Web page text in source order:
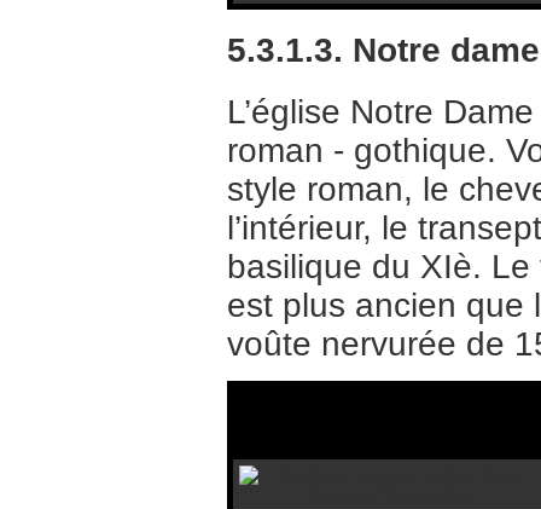
5.3.1.3. Notre
L’église Notre
roman - gothique.
style roman, le
l’intérieur, le
basilique du XIè.
est plus ancien que
voûte nervurée de